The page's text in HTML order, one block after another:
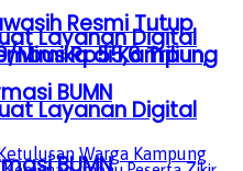
Layanan Digital
BUMN
Rp55,6 Triliun,
Layanan Digital
BUMN
Resmi Tutup
Mimika di Kampung